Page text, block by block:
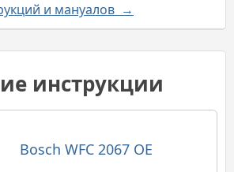
и мануалов →
инструкции
Bosch WFC 2067 OE